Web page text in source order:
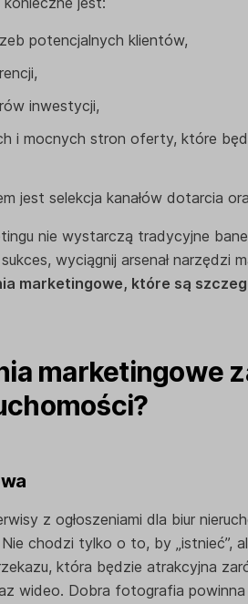
potencjalnych klientów,
inwestycji,
i mocnych stron oferty, które
jest selekcja kanałów dotarcia
nie wystarczą tradycyjne
wyciągnij arsenał narzędzi
marketingowe, które są
marketingowe
z ogłoszeniami dla biur
chodzi tylko o to, by „istnieć”,
która będzie atrakcyjna
wideo. Dobra fotografia